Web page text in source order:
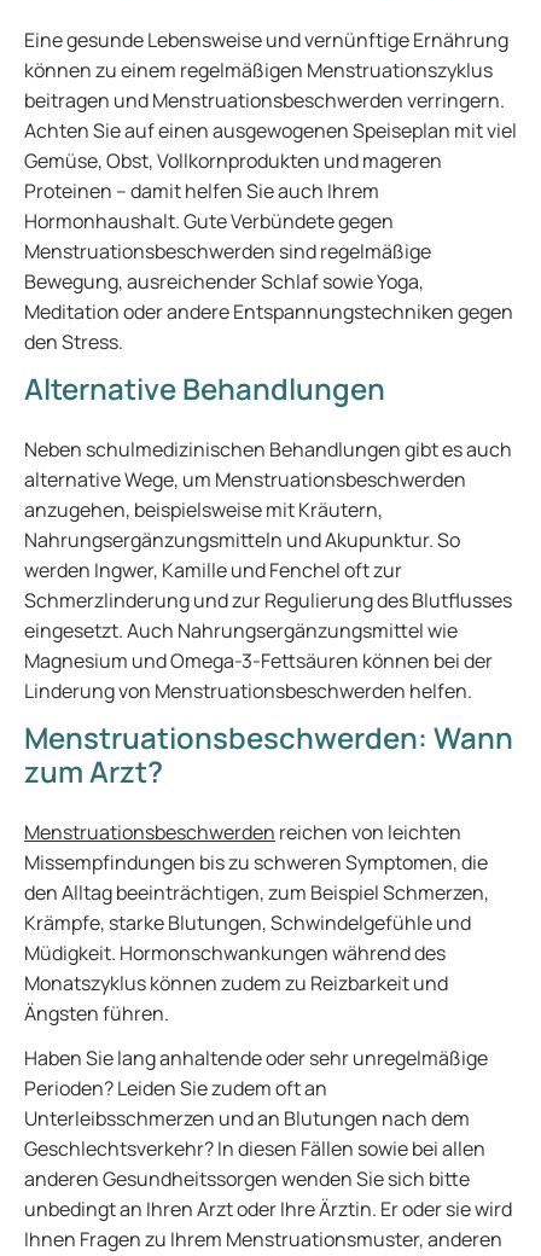
Eine gesunde Lebensweise und vernünftige Ernährung
können zu einem regelmäßigen Menstruationszyklus
beitragen und Menstruationsbeschwerden verringern.
Achten Sie auf einen ausgewogenen Speiseplan mit viel
Gemüse, Obst, Vollkornprodukten und mageren
Proteinen – damit helfen Sie auch Ihrem
Hormonhaushalt. Gute Verbündete gegen
Menstruationsbeschwerden sind regelmäßige
Bewegung, ausreichender Schlaf sowie Yoga,
Meditation oder andere Entspannungstechniken gegen
den Stress.
Alternative Behandlungen
Neben schulmedizinischen Behandlungen gibt es auch
alternative Wege, um Menstruationsbeschwerden
anzugehen, beispielsweise mit Kräutern,
Nahrungsergänzungsmitteln und Akupunktur. So
werden Ingwer, Kamille und Fenchel oft zur
Schmerzlinderung und zur Regulierung des Blutflusses
eingesetzt. Auch Nahrungsergänzungsmittel wie
Magnesium und Omega-3-Fettsäuren können bei der
Linderung von Menstruationsbeschwerden helfen.
Menstruationsbeschwerden: Wann
zum Arzt?
Menstruationsbeschwerden reichen von leichten
Missempfindungen bis zu schweren Symptomen, die
den Alltag beeinträchtigen, zum Beispiel Schmerzen,
Krämpfe, starke Blutungen, Schwindelgefühle und
Müdigkeit. Hormonschwankungen während des
Monatszyklus können zudem zu Reizbarkeit und
Ängsten führen.
Haben Sie lang anhaltende oder sehr unregelmäßige
Perioden? Leiden Sie zudem oft an
Unterleibsschmerzen und an Blutungen nach dem
Geschlechtsverkehr? In diesen Fällen sowie bei allen
anderen Gesundheitssorgen wenden Sie sich bitte
unbedingt an Ihren Arzt oder Ihre Ärztin. Er oder sie wird
Ihnen Fragen zu Ihrem Menstruationsmuster, anderen